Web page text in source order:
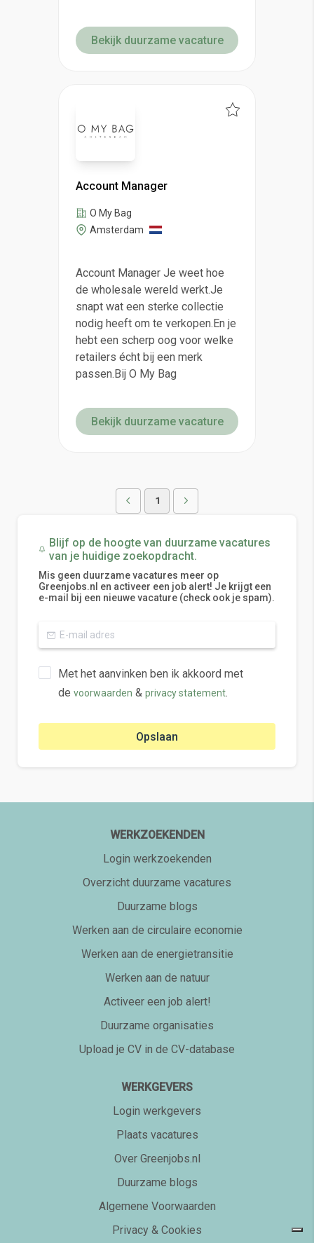
Bekijk duurzame vacature
Account Manager
O My Bag
Amsterdam
Account Manager Je weet hoe
de wholesale wereld werkt.Je
snapt wat een sterke collectie
nodig heeft om te verkopen.En je
hebt een scherp oog voor welke
retailers écht bij een merk
passen.Bij O My Bag
Bekijk duurzame vacature
1
Blijf op de hoogte van duurzame vacatures
van je huidige zoekopdracht.
Mis geen duurzame vacatures meer op
Greenjobs.nl en activeer een job alert! Je krijgt een
e-mail bij een nieuwe vacature (check ook je spam).
Met het aanvinken ben ik akkoord met
de voorwaarden & privacy statement.
Opslaan
WERKZOEKENDEN
Login werkzoekenden
Overzicht duurzame vacatures
Duurzame blogs
Werken aan de circulaire economie
Werken aan de energietransitie
Werken aan de natuur
Activeer een job alert!
Duurzame organisaties
Upload je CV in de CV-database
WERKGEVERS
Login werkgevers
Plaats vacatures
Over Greenjobs.nl
Duurzame blogs
Algemene Voorwaarden
Privacy & Cookies